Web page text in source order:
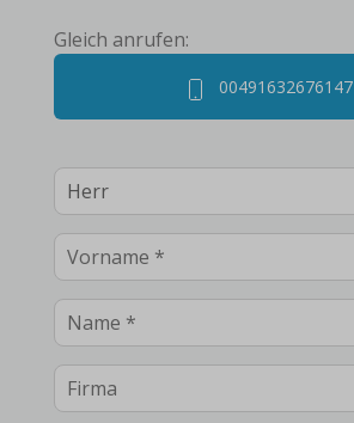
Gleich anrufen:
00491632676147